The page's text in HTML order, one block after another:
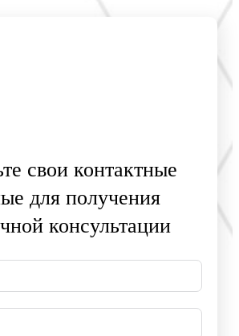
свои контактные
для получения
консультации